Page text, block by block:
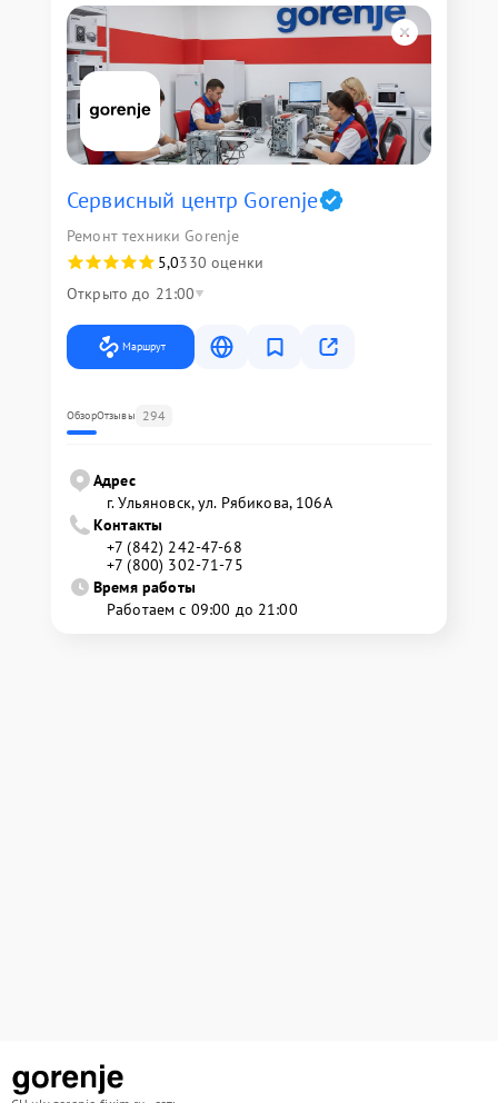
Сервисный центр Gorenje
Ремонт техники Gorenje
5,0330 оценки
Открыто до 21:00
Маршрут
ОбзорОтзывы 294
Адрес
г. Ульяновск, ул. Рябикова, 106А
Контакты
+7 (842) 242-47-68
+7 (800) 302-71-75
Время работы
Работаем с 09:00 до 21:00